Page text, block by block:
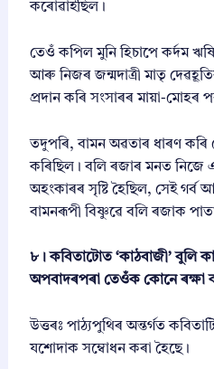
কৰোৱাইছিল।
তেওঁ কপিল মুনি হিচাপে কৰ্দম
আৰু নিজৰ জন্মদাত্ৰী মাতৃ দেৱহূতিক
প্ৰদান কৰি সংসাৰৰ মায়া-মোহৰ
তদুপৰি, বামন অৱতাৰ ধাৰণ কৰি
কৰিছিল। বলি ৰজাৰ মনত নিজে
অহংকাৰৰ সৃষ্টি হৈছিল, সেই গৰ্ব
বামনৰূপী বিষ্ণুৱে বলি ৰজাক
৮। কবিতাটোত ‘কাঠবাজী’ বুলি
অপবাদৰপৰা তেওঁক কোনে ৰক্ষা
উত্তৰঃ পাঠ্যপুথিৰ অন্তৰ্গত
যশোদাক সম্বোধন কৰা হৈছে।